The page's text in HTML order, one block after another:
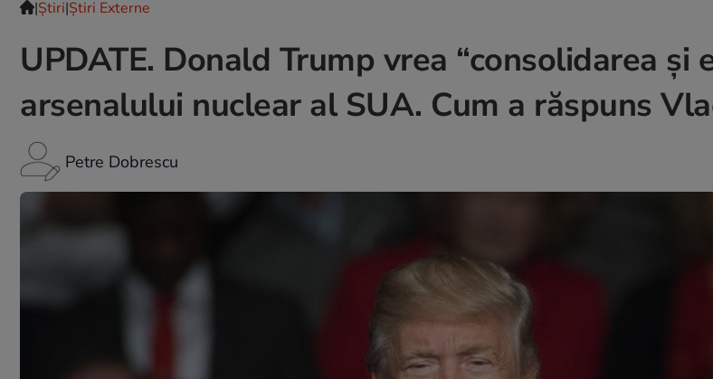
|Ştiri|Știri Externe
UPDATE. Donald Trump vrea “consolidarea și
arsenalului nuclear al SUA. Cum a răspuns
Petre Dobrescu